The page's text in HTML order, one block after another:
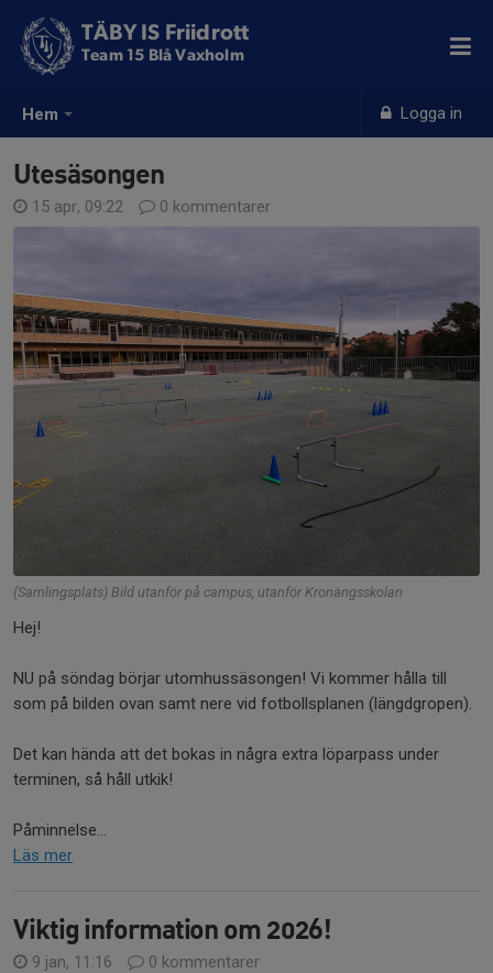
Hem Logga in
TÄBY IS Friidrott
Team 15 Blå Vaxholm
Utesäsongen
15 apr, 09:22 0 kommentarer
(Samlingsplats) Bild utanför på campus, utanför Kronängsskolan
Hej!
NU på söndag börjar utomhussäsongen! Vi kommer hålla till
som på bilden ovan samt nere vid fotbollsplanen (längdgropen).
Det kan hända att det bokas in några extra löparpass under
terminen, så håll utkik!
Påminnelse...
Läs mer
Viktig information om 2026!
9 jan, 11:16
0 kommentarer